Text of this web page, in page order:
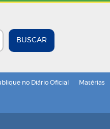
BUSCAR
no Diário Oficial Matérias